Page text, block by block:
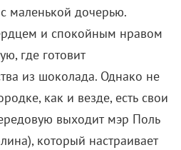
маленькой дочерью.
и спокойным нравом
где готовит
из шоколада. Однако не
как и везде, есть свои
выходит мэр Поль
который настраивает